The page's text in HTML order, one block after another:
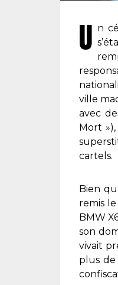
U n
ville
avec
Mort
cartels.
Bien
remis
BMW
son
vivait
plus de